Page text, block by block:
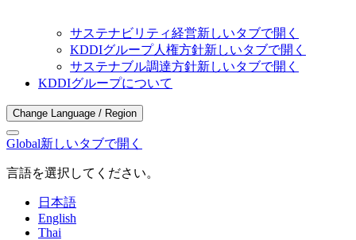
サステナビリティ経営新しいタブで開く
KDDIグループ人権方針新しいタブで開く
サステナブル調達方針新しいタブで開く
KDDIグループについて
Change Language / Region
Global新しいタブで開く
言語を選択してください。
日本語
English
Thai